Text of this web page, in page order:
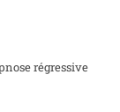
régressive